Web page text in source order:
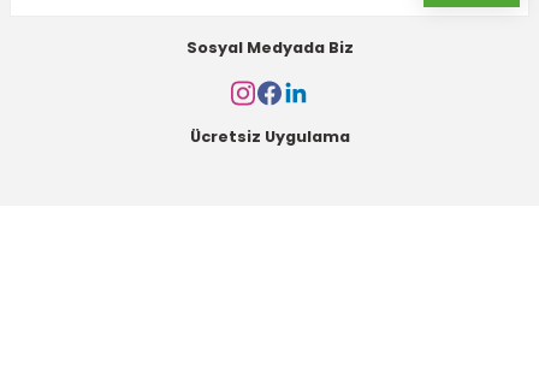
Sosyal Medyada Biz
Ücretsiz Uygulama